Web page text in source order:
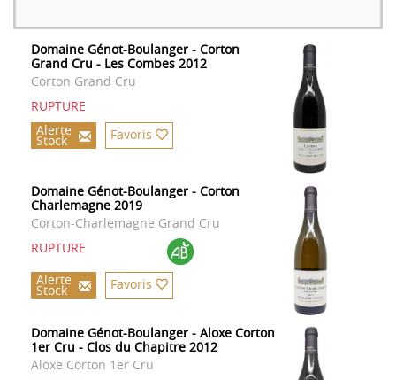
Domaine Génot-Boulanger - Corton
Grand Cru - Les Combes 2012
Corton Grand Cru
RUPTURE
Alerte
Stock Favoris
Domaine Génot-Boulanger - Corton
Charlemagne 2019
Corton-Charlemagne Grand Cru
RUPTURE
Alerte
Stock Favoris
Domaine Génot-Boulanger - Aloxe Corton
1er Cru - Clos du Chapitre 2012
Aloxe Corton 1er Cru